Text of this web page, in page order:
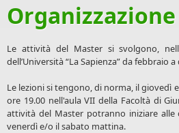
Organizzazione
Le attività del Master si svolgono,
dell’Università “La Sapienza” da febbraio
Le lezioni si tengono, di norma, il giovedì
ore 19.00 nell'aula VII della Facoltà di
attività del Master potranno iniziare alle
venerdì e/o il sabato mattina.